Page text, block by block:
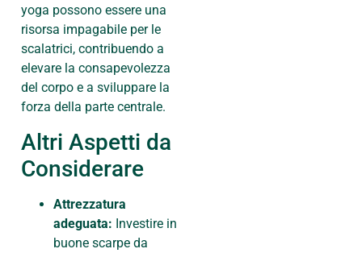
yoga possono essere una
risorsa impagabile per le
scalatrici, contribuendo a
elevare la consapevolezza
del corpo e a sviluppare la
forza della parte centrale.
Altri Aspetti da
Considerare
Attrezzatura
adeguata: Investire in
buone scarpe da